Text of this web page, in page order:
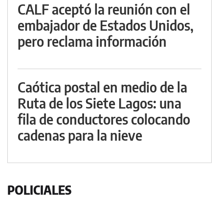
CALF aceptó la reunión con el
embajador de Estados Unidos,
pero reclama información
Caótica postal en medio de la
Ruta de los Siete Lagos: una
fila de conductores colocando
cadenas para la nieve
POLICIALES